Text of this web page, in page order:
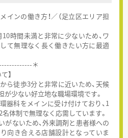
インの働き方！／（足立区エリア担
時間未満と非常に少ないため、ワ
て無理なく長く働きたい方に最適
＊
】
ら徒歩3分と非常に近いため、天候
少ない好立地な職場環境です。
器科をメインに受け付けており、1
体制で無理なく応需しています。
ないため、外来調剤と患者様への
向き合える店舗設計となっていま